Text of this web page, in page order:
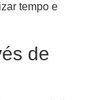
tempo e
de